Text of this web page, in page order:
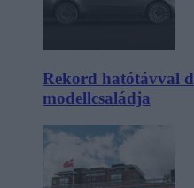
Rekord hatótávval
modellcsaládja